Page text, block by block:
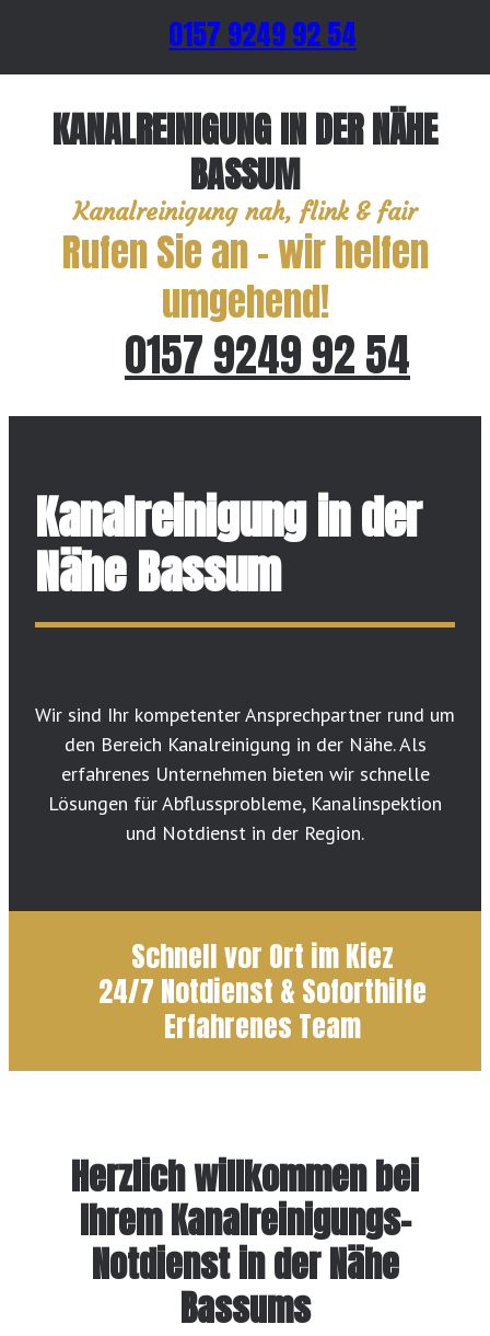
0157 9249 92 54
KANALREINIGUNG IN DER NÄHE
BASSUM
Kanalreinigung nah, flink & fair
Rufen Sie an – wir helfen
umgehend!
0157 9249 92 54
Kanalreinigung in der
Nähe Bassum
Wir sind Ihr kompetenter Ansprechpartner rund um
den Bereich Kanalreinigung in der Nähe. Als
erfahrenes Unternehmen bieten wir schnelle
Lösungen für Abflussprobleme, Kanalinspektion
und Notdienst in der Region.
Schnell vor Ort im Kiez
24/7 Notdienst & Soforthilfe
Erfahrenes Team
Herzlich willkommen bei
Ihrem Kanalreinigungs-
Notdienst in der Nähe
Bassums